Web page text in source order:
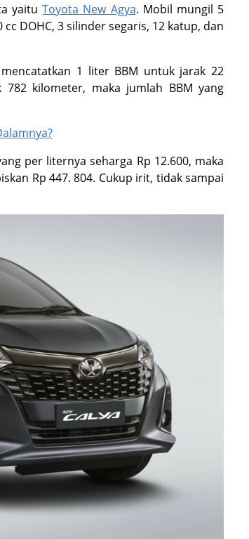
yaituToyota New Agya. Mobil mungil 5
DOHC, 3 silinder segaris, 12 katup, dan
1 liter BBM untuk jarak 22
kilometer, maka jumlah BBM yang
per liternya seharga Rp 12.600, maka
Rp 447. 804. Cukup irit, tidak sampai